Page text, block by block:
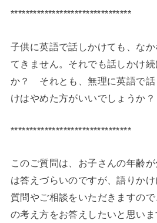
********************************
子供に英語で話しかけても、な
てきません。それでも話しかけ
か？ それとも、無理に英語で話
けはやめた方がいいでしょうか？
********************************
このご質問は、お子さんの年齢
は答えづらいのですが、語りか
質問やご相談をいただきますの
の考え方をお答えしたいと思いま